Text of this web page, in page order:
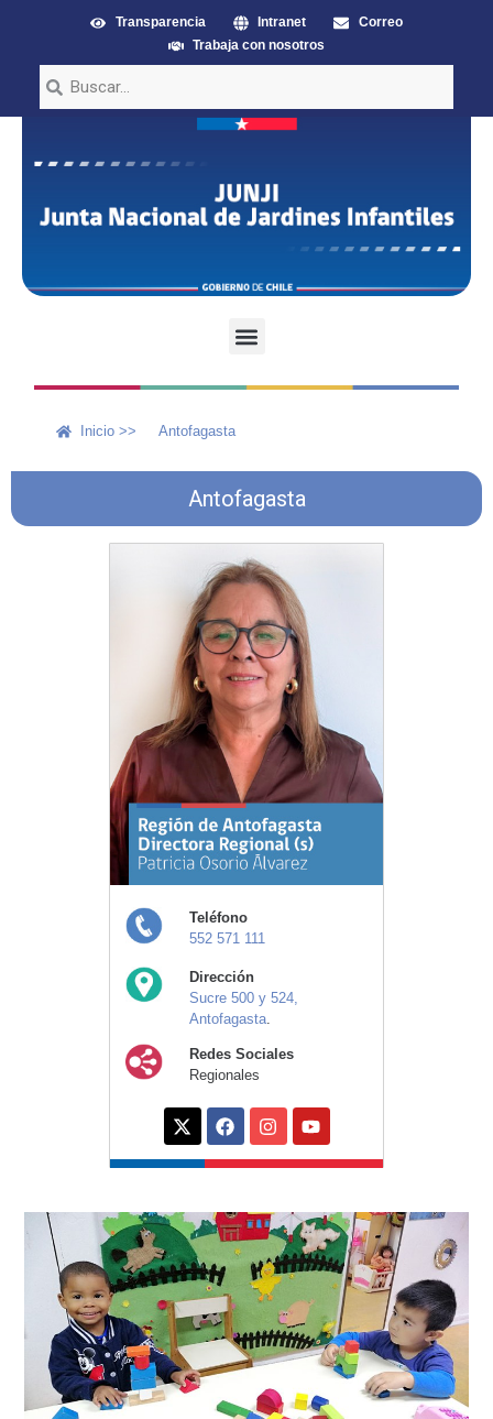
Transparencia Intranet
Correo
Trabaja con nosotros
Inicio >> Antofagasta
Antofagasta
Teléfono
552 571 111
Dirección
Sucre 500 y 524,
Antofagasta
Redes Sociales
Regionales